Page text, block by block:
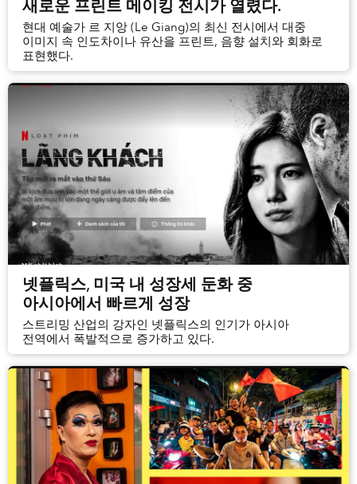
새로운 프린트 메이킹 전시가 열렸다.
현대 예술가 르 지앙 (Le Giang)의 최신 전시에서 대중
이미지 속 인도차이나 유산을 프린트, 음향 설치와 회화로
표현했다.
넷플릭스, 미국 내 성장세 둔화 중
아시아에서 빠르게 성장
스트리밍 산업의 강자인 넷플릭스의 인기가 아시아
전역에서 폭발적으로 증가하고 있다.